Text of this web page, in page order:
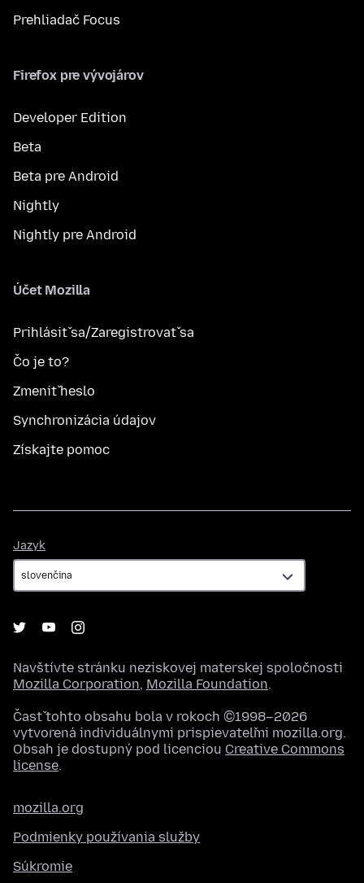
Prehliadač Focus
Firefox pre vývojárov
Developer Edition
Beta
Beta pre Android
Nightly
Nightly pre Android
Účet Mozilla
Prihlásiť sa/Zaregistrovať sa
Čo je to?
Zmeniť heslo
Synchronizácia údajov
Získajte pomoc
Jazyk
Navštívte stránku neziskovej materskej spoločnosti
Mozilla Corporation, Mozilla Foundation.
Časť tohto obsahu bola v rokoch ©1998–2026
vytvorená individuálnymi prispievateľmi mozilla.org.
Obsah je dostupný pod licenciou Creative Commons
license.
mozilla.org
Podmienky používania služby
Súkromie